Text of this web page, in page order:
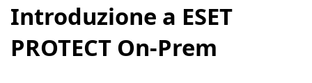
Introduzione a ESET
PROTECT On-Prem